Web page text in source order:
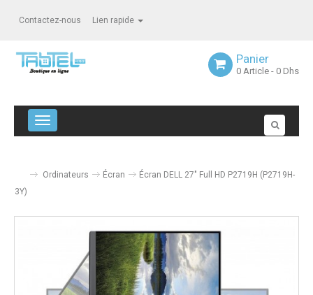
Contactez-nous Lien rapide
Panier
0 Article - 0 Dhs
Navigation bascule
Ordinateurs Écran
Écran DELL 27" Full HD P2719H (P2719H-
3Y)